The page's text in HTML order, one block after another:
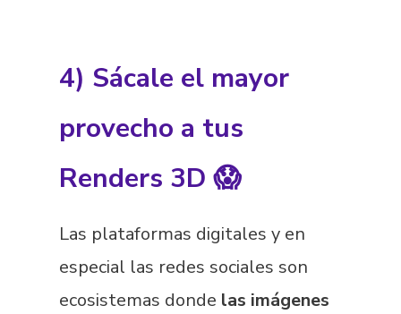
4) Sácale el mayor
provecho a tus
Renders 3D 😱
Las plataformas digitales y en
especial las redes sociales son
ecosistemas donde las imágenes